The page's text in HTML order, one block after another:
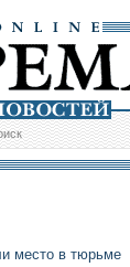
место в тюрьме